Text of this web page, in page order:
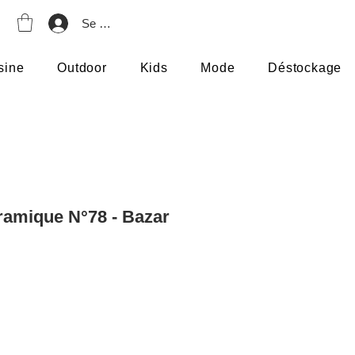
Se connecter
Outdoor Kids Mode Déstockage
N°78 - Bazar